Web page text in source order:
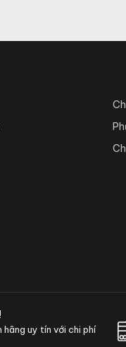
hãng uy tín với chi phí